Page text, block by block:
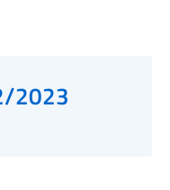
2023